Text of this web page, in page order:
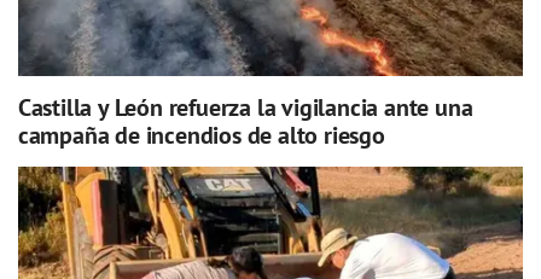
Castilla y León refuerza la vigilancia ante una
campaña de incendios de alto riesgo